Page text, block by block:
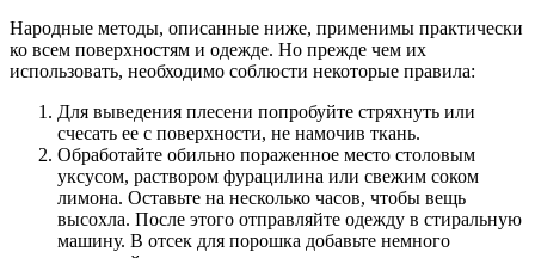
Народные методы, описанные ниже, применимы практически
ко всем поверхностям и одежде. Но прежде чем их
использовать, необходимо соблюсти некоторые правила:
Для выведения плесени попробуйте стряхнуть или
счесать ее с поверхности, не намочив ткань.
Обработайте обильно пораженное место столовым
уксусом, раствором фурацилина или свежим соком
лимона. Оставьте на несколько часов, чтобы вещь
высохла. После этого отправляйте одежду в стиральную
машину. В отсек для порошка добавьте немного